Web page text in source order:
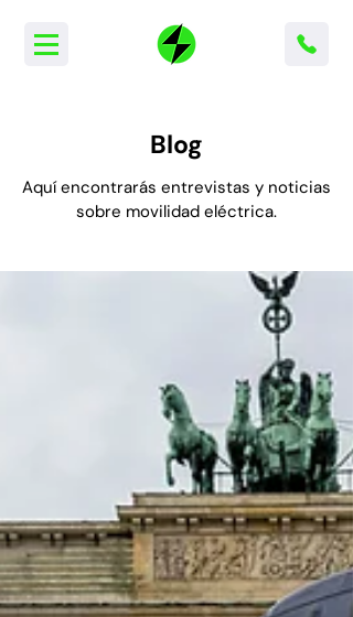
Blog
Aquí encontrarás entrevistas y noticias
sobre movilidad eléctrica.